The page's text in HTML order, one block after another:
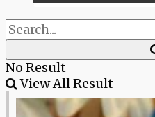
No Result
View All Result